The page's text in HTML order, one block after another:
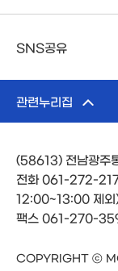
SNS공유
관련누리집
(58613) 전남광주
전화 061-272-
12:00~13:00 제외
팩스 061-270-
COPYRIGHT ⓒ